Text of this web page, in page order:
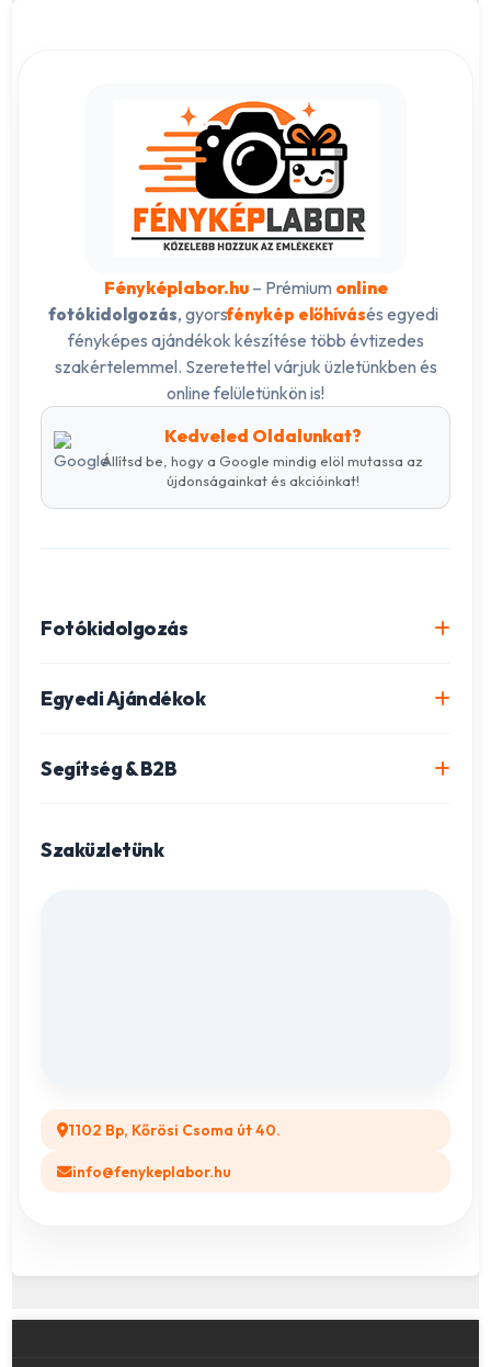
Fényképlabor.hu– Prémium online
fotókidolgozás, gyorsfénykép előhívásés egyedi
fényképes ajándékok készítése több évtizedes
szakértelemmel. Szeretettel várjuk üzletünkben és
online felületünkön is!
Kedveled Oldalunkat?
Állítsd be, hogy a Google mindig elöl mutassa az
újdonságainkat és akcióinkat!
Fotókidolgozás
Igazolványkép készítés
Egyedi Ajándékok
Gravírozott ajándékok
Segítség & B2B
Szaküzletünk
1102 Bp, Kőrösi Csoma út 40.
info@fenykeplabor.hu